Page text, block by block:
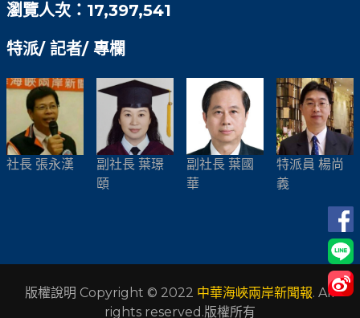
瀏覽人次：17,397,541
特派/ 記者/ 專欄
社長 張永漢
副社長 葉璟
頤
副社長 葉國
華
特派員 楊尚
義
版權說明 Copyright © 2022 中華海峽兩岸新聞報. All
rights reserved.版權所有